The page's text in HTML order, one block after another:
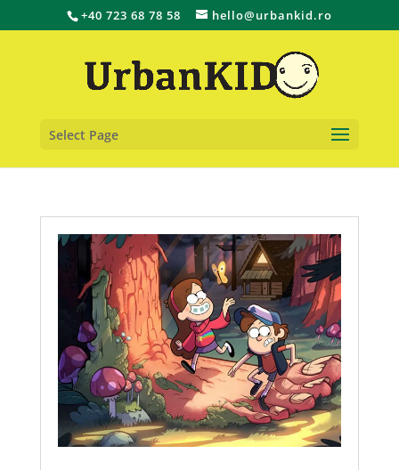
+40 723 68 78 58 hello@urbankid.ro
Select Page